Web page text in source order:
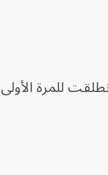
للمرة